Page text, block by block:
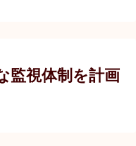
監視体制を計画